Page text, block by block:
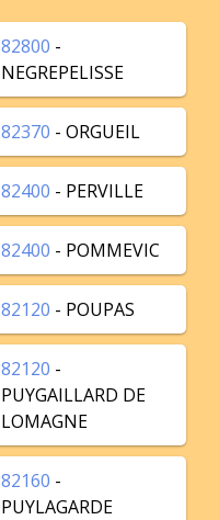
82800 -
NEGREPELISSE
82370 - ORGUEIL
82400 - PERVILLE
82400 - POMMEVIC
82120 - POUPAS
82120 -
PUYGAILLARD DE
LOMAGNE
82160 -
PUYLAGARDE